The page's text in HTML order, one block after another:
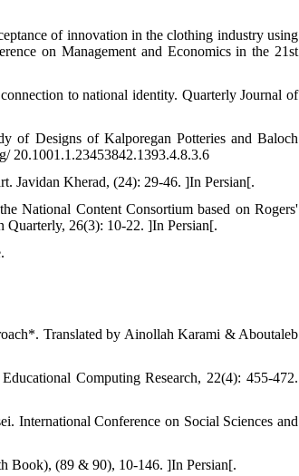
of innovation in the clothing industry using
on Management and Economics in the 21st
to national identity. Quarterly Journal of
of Designs of Kalporegan Potteries and Baloch
20.1001.1.23453842.1393.4.8.3.6
Javidan Kherad, (24): 29-46. ]In Persian[.
National Content Consortium based on Rogers'
26(3): 10-22. ]In Persian[.
Translated by Ainollah Karami & Aboutaleb
Computing Research, 22(4): 455-472.
International Conference on Social Sciences and
Book), (89 & 90), 10-146. ]In Persian[.